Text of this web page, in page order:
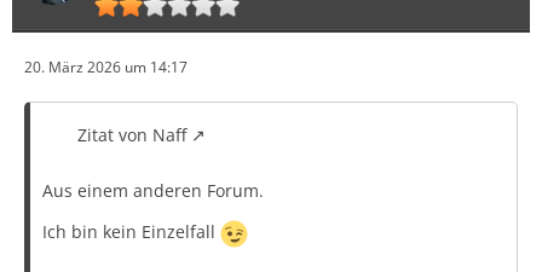
20. März 2026 um 14:17
Zitat von Naff
Aus einem anderen Forum.
Ich bin kein Einzelfall